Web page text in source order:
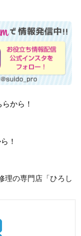
から！
！
理の専門店「ひろし